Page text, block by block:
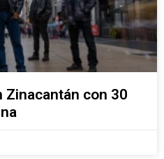
Zinacantán con 30